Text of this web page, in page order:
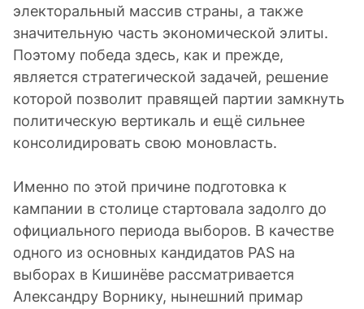
электоральный массив страны, а также
значительную часть экономической элиты.
Поэтому победа здесь, как и прежде,
является стратегической задачей, решение
которой позволит правящей партии замкнуть
политическую вертикаль и ещё сильнее
консолидировать свою моновласть.
Именно по этой причине подготовка к
кампании в столице стартовала задолго до
официального периода выборов. В качестве
одного из основных кандидатов PAS на
выборах в Кишинёве рассматривается
Александру Ворнику, нынешний примар